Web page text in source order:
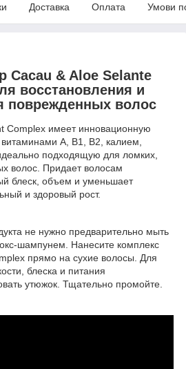
Доставка Оплата Умови
Cacau & Aloe Selante
восстановления и
поврежденных волос
Complex имеет инновационную
A, B1, B2, калием,
подходящую для ломких,
волос. Придает волосам
блеск, объем и уменьшает
и здоровый рост.
не нужно предварительно мыть
шампунем. Нанесите комплекс
прямо на сухие волосы. Для
блеска и питания
утюжок. Тщательно промойте.